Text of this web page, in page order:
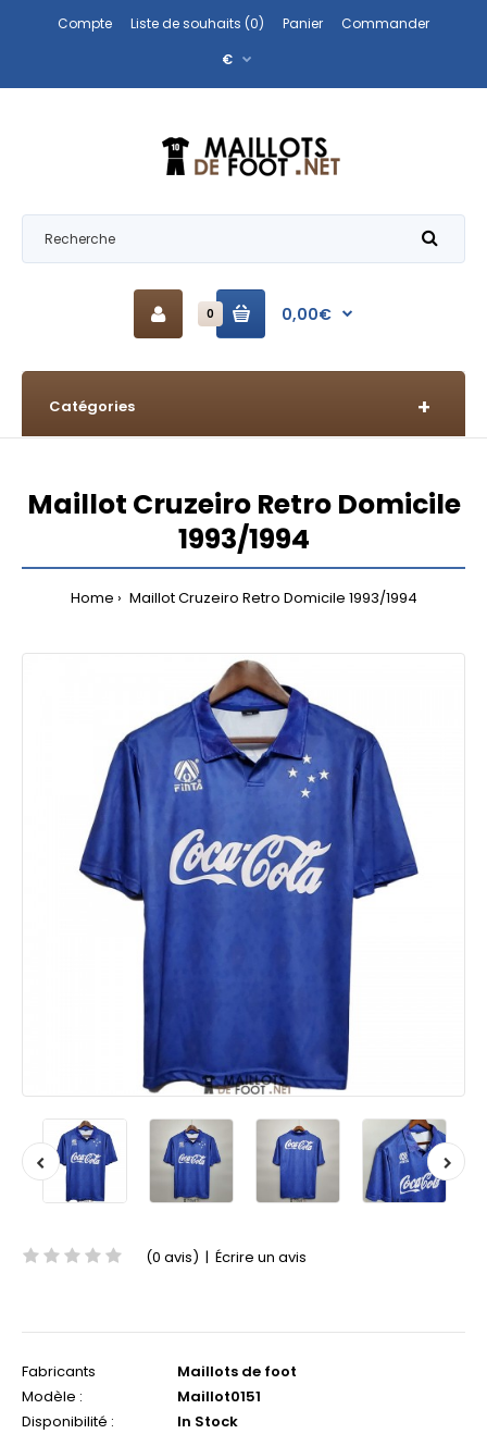
Compte Liste de souhaits (0) Panier
Commander
€
0 0,00€
Catégories
Maillot Cruzeiro Retro Domicile
1993/1994
Home Maillot Cruzeiro Retro Domicile 1993/1994
(0 avis) | Écrire un avis
Fabricants
Maillots de foot
Modèle :
Maillot0151
Disponibilité :
In Stock